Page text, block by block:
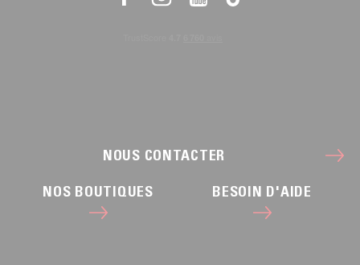
NOUS CONTACTER
NOS BOUTIQUES BESOIN D'AIDE